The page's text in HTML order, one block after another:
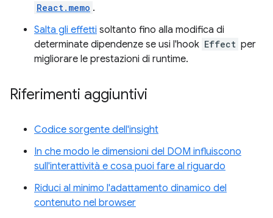
React.memo .
Salta gli effetti soltanto fino alla modifica di
determinate dipendenze se usi l'hook Effect per
migliorare le prestazioni di runtime.
Riferimenti aggiuntivi
Codice sorgente dell'insight
In che modo le dimensioni del DOM influiscono
sull'interattività e cosa puoi fare al riguardo
Riduci al minimo l'adattamento dinamico del
contenuto nel browser